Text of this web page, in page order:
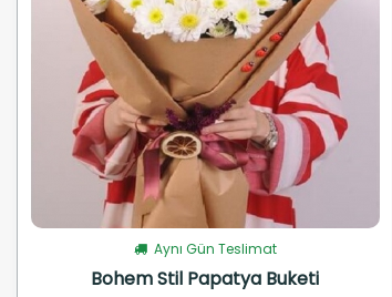
Aynı Gün Teslimat
Bohem Stil Papatya Buketi